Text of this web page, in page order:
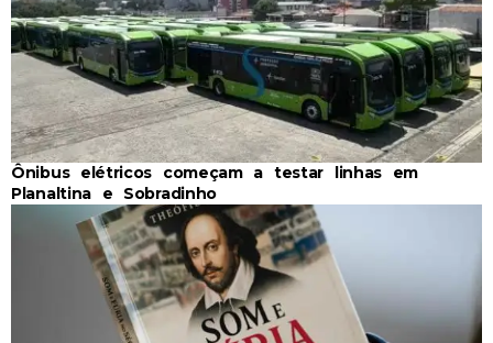
Ônibus elétricos começam a testar linhas em
Planaltina e Sobradinho